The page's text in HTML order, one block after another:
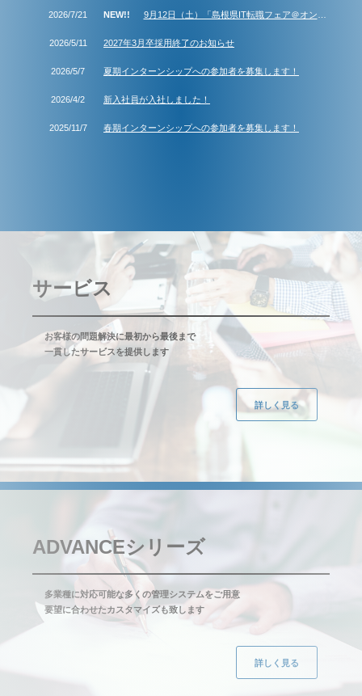
2026/7/21 9月12日（土）「島根県IT転職フェア＠オンライン」に参加します
2026/5/11 2027年3月卒採用終了のお知らせ
2026/5/7 夏期インターンシップへの参加者を募集します！
2026/4/2 新入社員が入社しました！
2025/11/7 春期インターンシップへの参加者を募集します！
サービス
お客様の問題解決に最初から最後まで
一貫したサービスを提供します
詳しく見る
ADVANCEシリーズ
多業種に対応可能な多くの管理システムをご用意
要望に合わせたカスタマイズも致します
詳しく見る